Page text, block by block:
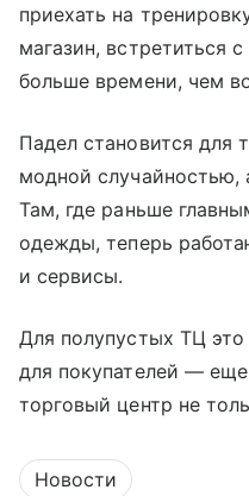
приехать на
магазин, встретиться
больше времени, чем
Падел становится для
модной случайностью,
Там, где раньше
одежды, теперь
и сервисы.
Для полупустых ТЦ
для покупателей —
торговый центр не
Новости